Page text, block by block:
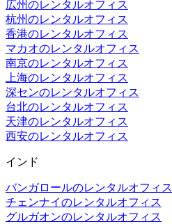
広州のレンタルオフィス
杭州のレンタルオフィス
香港のレンタルオフィス
マカオのレンタルオフィス
南京のレンタルオフィス
上海のレンタルオフィス
深センのレンタルオフィス
台北のレンタルオフィス
天津のレンタルオフィス
西安のレンタルオフィス
インド
バンガロールのレンタルオフィス
チェンナイのレンタルオフィス
グルガオンのレンタルオフィス